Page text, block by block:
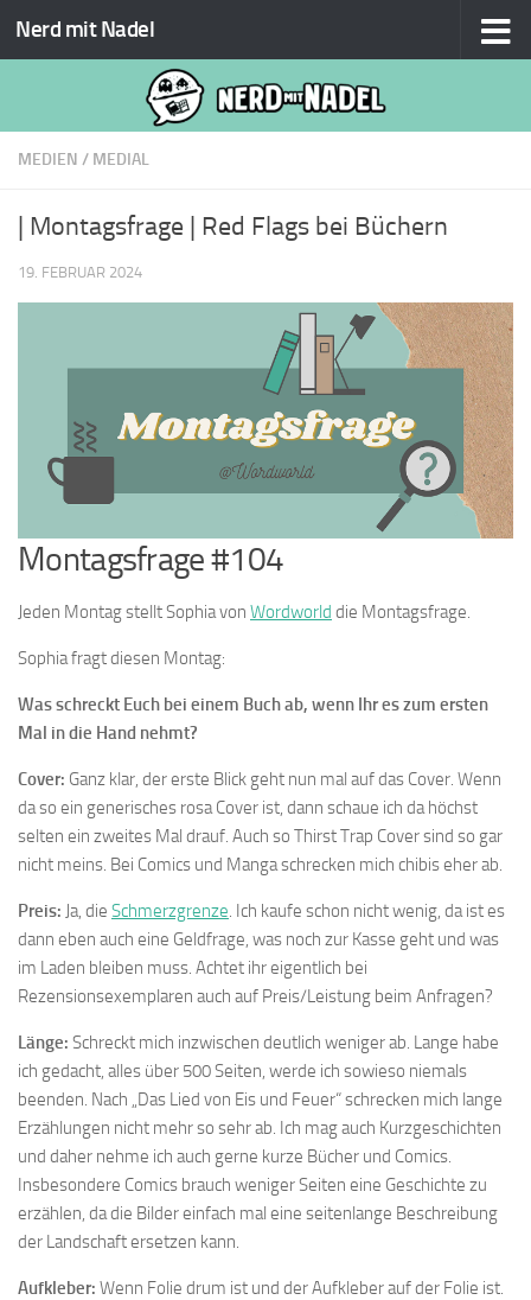
Zum Inhalt springen
Nerd mit Nadel
MEDIEN / MEDIAL
| Montagsfrage | Red Flags bei Büchern
19. FEBRUAR 2024
Montagsfrage #104
Jeden Montag stellt Sophia von Wordworld die Montagsfrage.
Sophia fragt diesen Montag:
Was schreckt Euch bei einem Buch ab, wenn Ihr es zum ersten
Mal in die Hand nehmt?
Cover: Ganz klar, der erste Blick geht nun mal auf das Cover. Wenn
da so ein generisches rosa Cover ist, dann schaue ich da höchst
selten ein zweites Mal drauf. Auch so Thirst Trap Cover sind so gar
nicht meins. Bei Comics und Manga schrecken mich chibis eher ab.
Preis: Ja, die Schmerzgrenze. Ich kaufe schon nicht wenig, da ist es
dann eben auch eine Geldfrage, was noch zur Kasse geht und was
im Laden bleiben muss. Achtet ihr eigentlich bei
Rezensionsexemplaren auch auf Preis/Leistung beim Anfragen?
Länge: Schreckt mich inzwischen deutlich weniger ab. Lange habe
ich gedacht, alles über 500 Seiten, werde ich sowieso niemals
beenden. Nach „Das Lied von Eis und Feuer“ schrecken mich lange
Erzählungen nicht mehr so sehr ab. Ich mag auch Kurzgeschichten
und daher nehme ich auch gerne kurze Bücher und Comics.
Insbesondere Comics brauch weniger Seiten eine Geschichte zu
erzählen, da die Bilder einfach mal eine seitenlange Beschreibung
der Landschaft ersetzen kann.
Aufkleber: Wenn Folie drum ist und der Aufkleber auf der Folie ist.